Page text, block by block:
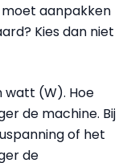
aanpakken
Kies dan niet
watt (W). Hoe
de machine. Bij
of het
de